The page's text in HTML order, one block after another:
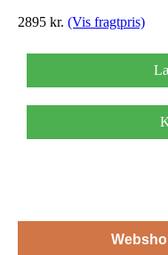
2895 kr. (Vis fragtpris)